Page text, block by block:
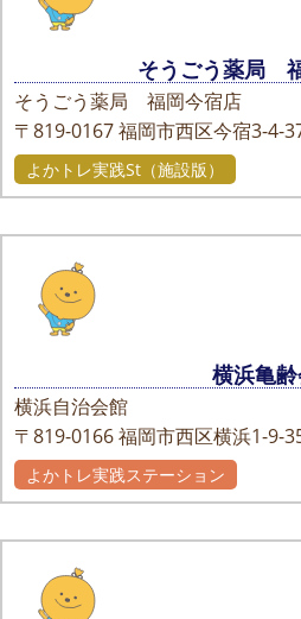
そうごう薬局
そうごう薬局 福岡今宿店
〒819-0167福岡市西区今宿3-4-
よかトレ実践St（施設版）
横浜亀
横浜自治会館
〒819-0166福岡市西区横浜1-9-
よかトレ実践ステーション